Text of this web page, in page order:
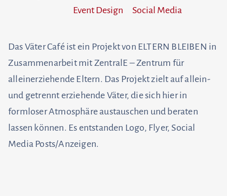
Event Design
Social Media
Das Väter Café ist ein Projekt von ELTERN BLEIBEN in
Zusammenarbeit mit ZentralE – Zentrum für
alleinerziehende Eltern. Das Projekt zielt auf allein-
und getrennt erziehende Väter, die sich hier in
formloser Atmosphäre austauschen und beraten
lassen können. Es entstanden Logo, Flyer, Social
Media Posts/Anzeigen.